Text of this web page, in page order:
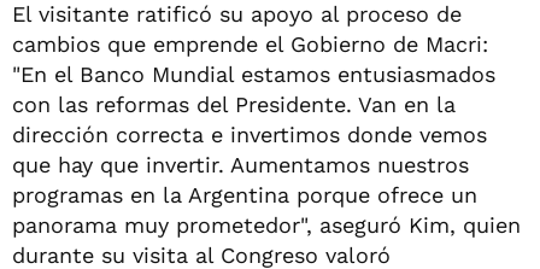
El visitante ratificó su apoyo al proceso de
cambios que emprende el Gobierno de Macri:
"En el Banco Mundial estamos entusiasmados
con las reformas del Presidente. Van en la
dirección correcta e invertimos donde vemos
que hay que invertir. Aumentamos nuestros
programas en la Argentina porque ofrece un
panorama muy prometedor", aseguró Kim, quien
durante su visita al Congreso valoró